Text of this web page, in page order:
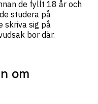
de fyllt 18 år och
studera på
skriva sig på
bor där.
om